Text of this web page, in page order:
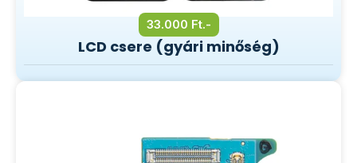
33.000 Ft.-
LCD csere (gyári minőség)